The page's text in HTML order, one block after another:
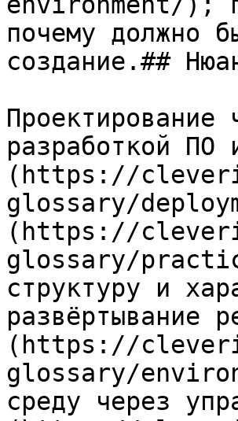
почему должно
создание.##
Проектирование
разработкой ПО
(https://
glossary/
(https://
glossary/
структуру и
развёртывание
(https://
glossary/
среду через